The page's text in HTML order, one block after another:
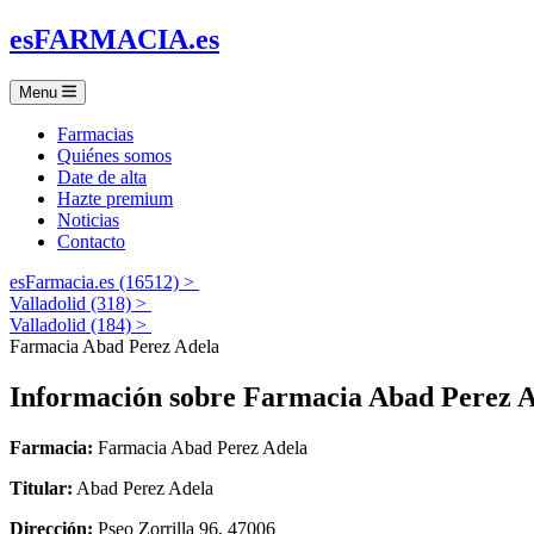
esFARMACIA.es
Menu
Farmacias
Quiénes somos
Date de alta
Hazte premium
Noticias
Contacto
esFarmacia.es (16512) >
Valladolid (318) >
Valladolid (184) >
Farmacia Abad Perez Adela
Información sobre Farmacia Abad Perez
Farmacia: Farmacia Abad Perez Adela
Titular: Abad Perez Adela
Dirección: Pseo Zorrilla 96, 47006